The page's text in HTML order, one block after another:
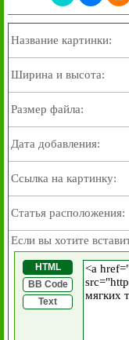
Название картинки:
Ширина и высота:
Размер файла:
Дата добавления:
Ссылка на картинку:
Статья расположения:
Если вы хотите
HTML
BB Code
Text